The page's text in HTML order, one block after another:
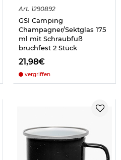
Art. 1290892
GSI Camping
Champagner/Sektglas 175
ml mit Schraubfuß
bruchfest 2 Stück
21,98€
vergriffen